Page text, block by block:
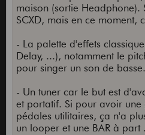
maison (sortie Headphone).
SCXD, mais en ce moment,
- La palette d'effets
Delay, ...), notamment le
pour singer un son de basse.
- Un tuner car le but est
et portatif. Si pour avoir une
pédales utilitaires, ça n'a
un looper et une BAR à part